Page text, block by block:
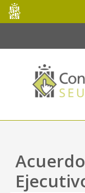
Saltar al contenido
Consell
de
Mallorca